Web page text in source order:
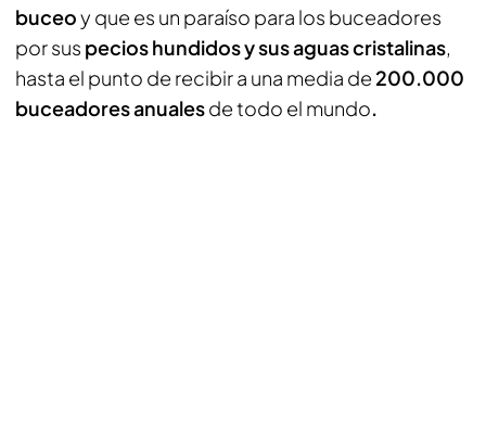
buceoy que es un paraíso para los buceadores
por sus pecios hundidos y sus aguas cristalinas,
hasta el punto de recibir a una media de 200.000
buceadores anualesde todo el mundo.